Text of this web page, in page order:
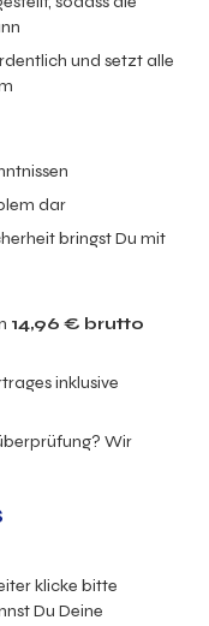
und setzt alle
dar
bringst Du mit
14,96 € brutto
inklusive
Wir
klicke bitte
Du Deine